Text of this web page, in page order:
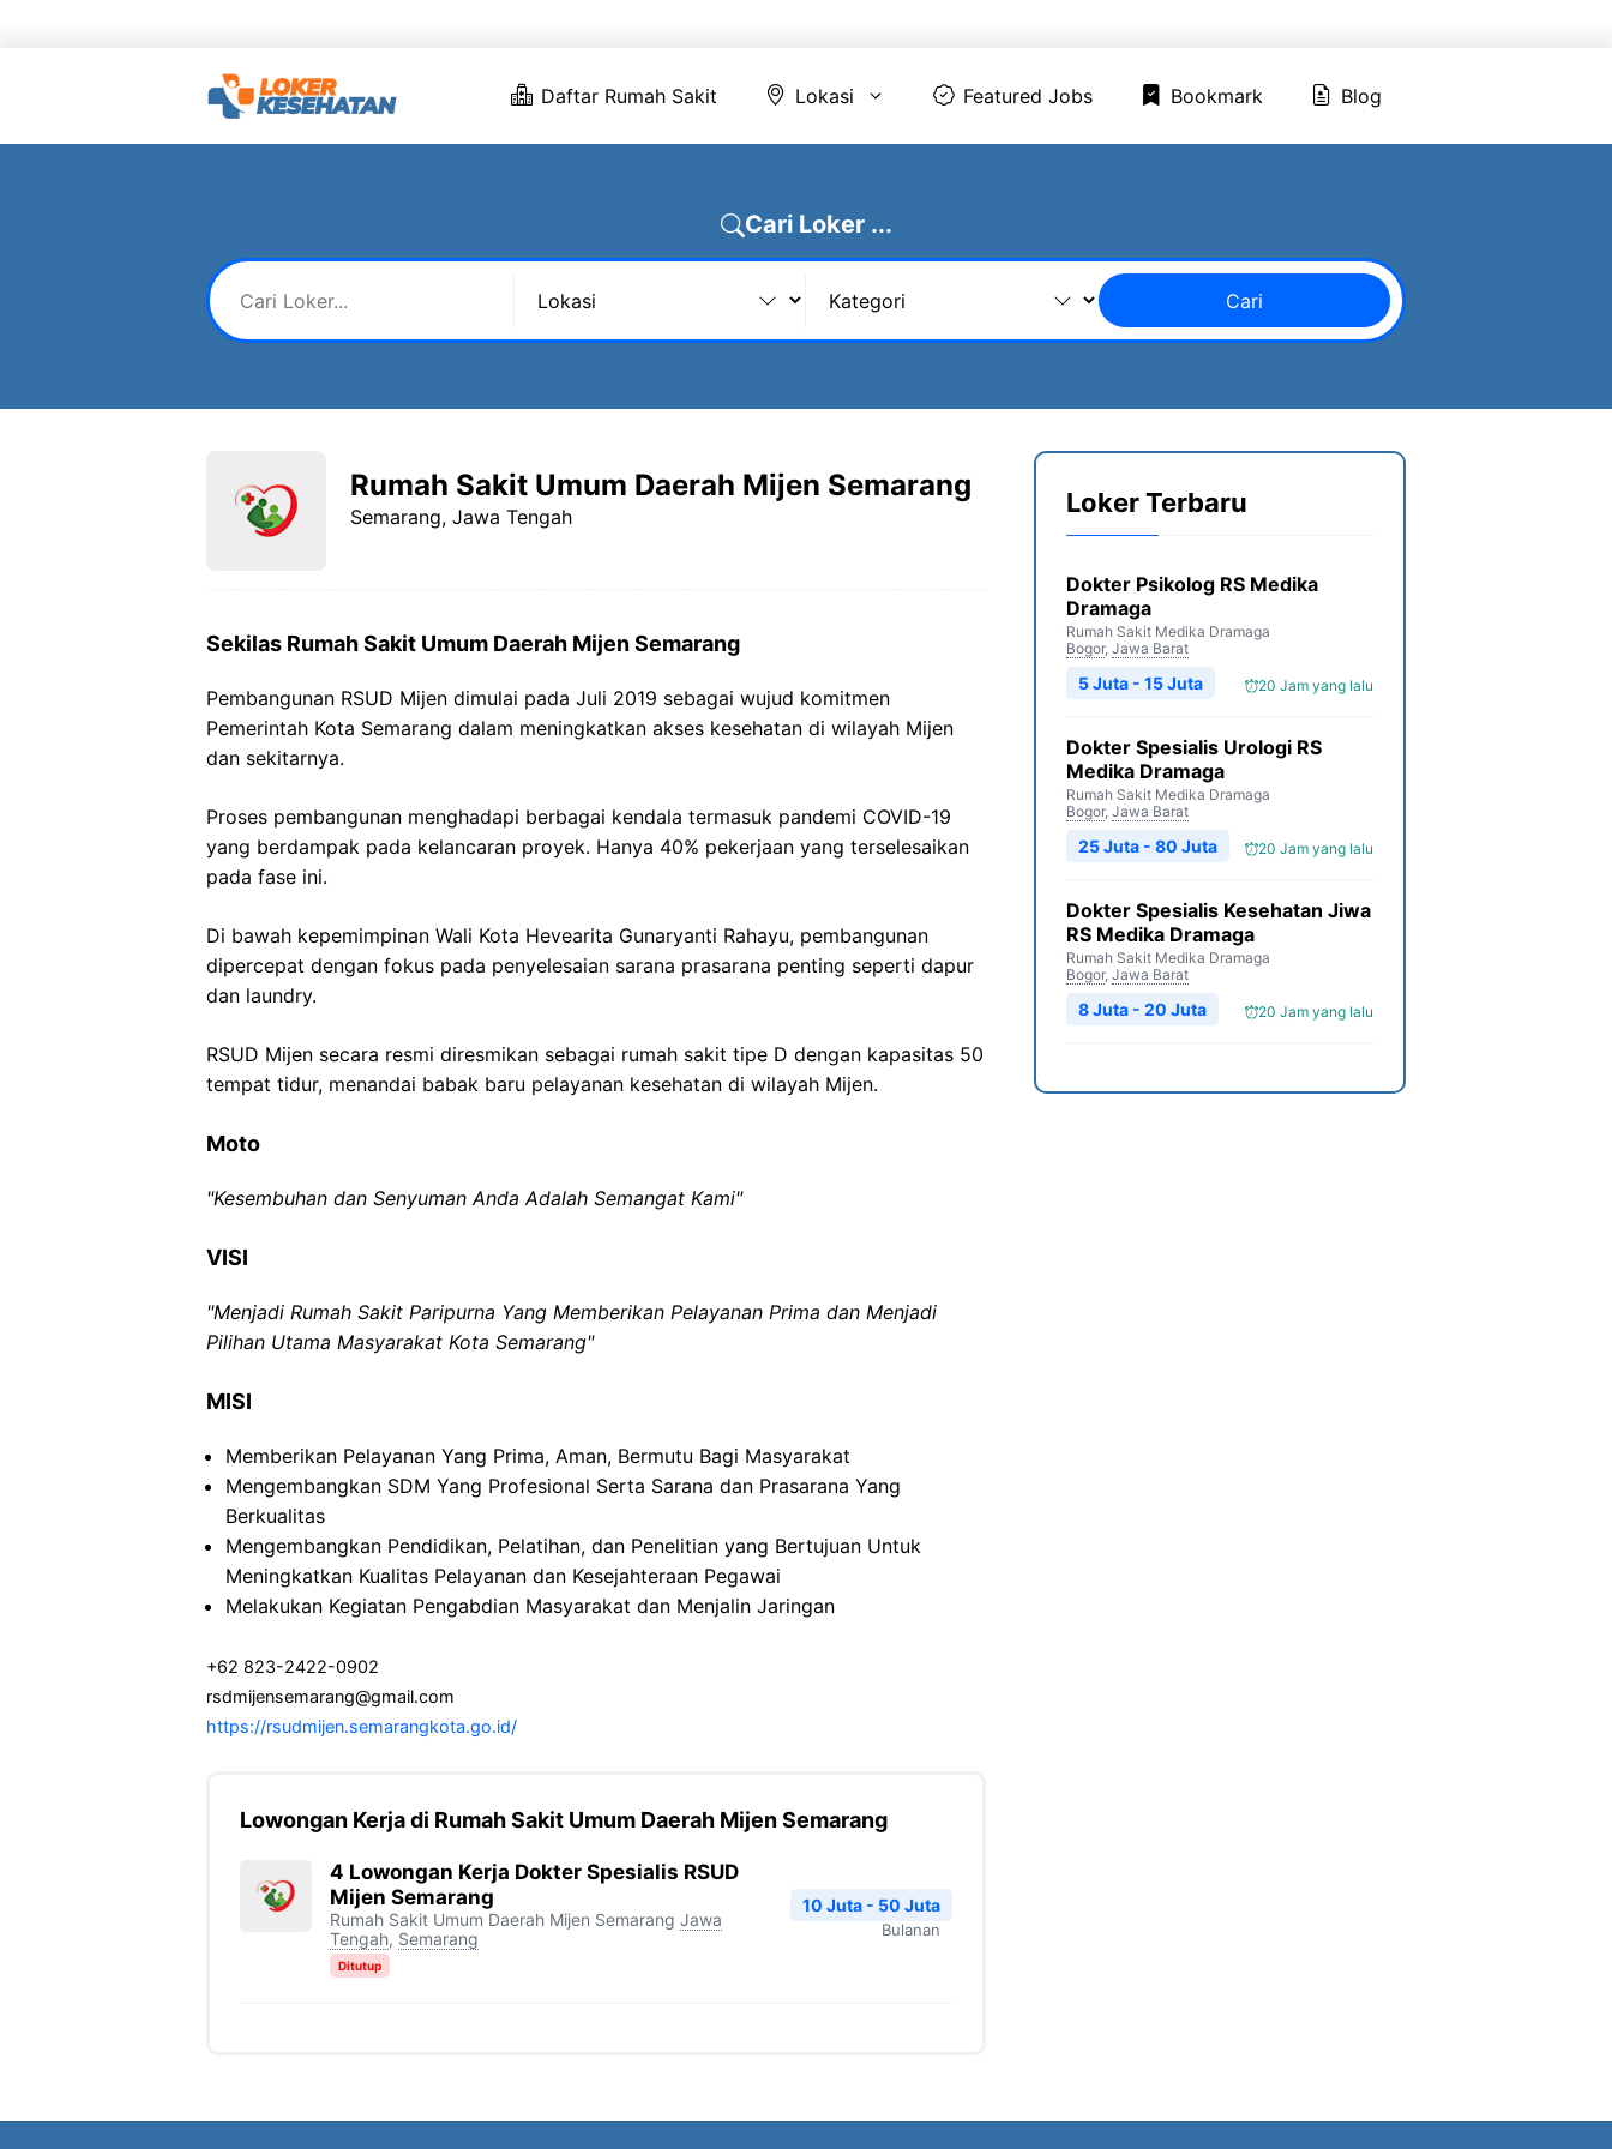
Daftar Rumah Sakit Lokasi Featured Jobs Bookmark Blog
Cari Loker ...
Cari
Rumah Sakit Umum Daerah Mijen Semarang
Semarang, Jawa Tengah
Sekilas Rumah Sakit Umum Daerah Mijen Semarang
Pembangunan RSUD Mijen dimulai pada Juli 2019 sebagai wujud komitmen
Pemerintah Kota Semarang dalam meningkatkan akses kesehatan di wilayah Mijen
dan sekitarnya.
Proses pembangunan menghadapi berbagai kendala termasuk pandemi COVID-19
yang berdampak pada kelancaran proyek. Hanya 40% pekerjaan yang terselesaikan
pada fase ini.
Di bawah kepemimpinan Wali Kota Hevearita Gunaryanti Rahayu, pembangunan
dipercepat dengan fokus pada penyelesaian sarana prasarana penting seperti dapur
dan laundry.
RSUD Mijen secara resmi diresmikan sebagai rumah sakit tipe D dengan kapasitas 50
tempat tidur, menandai babak baru pelayanan kesehatan di wilayah Mijen.
Moto
"Kesembuhan dan Senyuman Anda Adalah Semangat Kami"
VISI
"Menjadi Rumah Sakit Paripurna Yang Memberikan Pelayanan Prima dan Menjadi
Pilihan Utama Masyarakat Kota Semarang"
MISI
Memberikan Pelayanan Yang Prima, Aman, Bermutu Bagi Masyarakat
Mengembangkan SDM Yang Profesional Serta Sarana dan Prasarana Yang
Berkualitas
Mengembangkan Pendidikan, Pelatihan, dan Penelitian yang Bertujuan Untuk
Meningkatkan Kualitas Pelayanan dan Kesejahteraan Pegawai
Melakukan Kegiatan Pengabdian Masyarakat dan Menjalin Jaringan
+62 823-2422-0902
rsdmijensemarang@gmail.com
https://rsudmijen.semarangkota.go.id/
Lowongan Kerja di Rumah Sakit Umum Daerah Mijen Semarang
4 Lowongan Kerja Dokter Spesialis RSUD
Mijen Semarang
Rumah Sakit Umum Daerah Mijen Semarang Jawa
Tengah, Semarang
Ditutup
10 Juta - 50 Juta
Bulanan
Loker Terbaru
Dokter Psikolog RS Medika
Dramaga
Rumah Sakit Medika Dramaga
Bogor, Jawa Barat
20 Jam yang lalu
5 Juta - 15 Juta
Dokter Spesialis Urologi RS
Medika Dramaga
Rumah Sakit Medika Dramaga
Bogor, Jawa Barat
20 Jam yang lalu
25 Juta - 80 Juta
Dokter Spesialis Kesehatan Jiwa
RS Medika Dramaga
Rumah Sakit Medika Dramaga
Bogor, Jawa Barat
20 Jam yang lalu
8 Juta - 20 Juta